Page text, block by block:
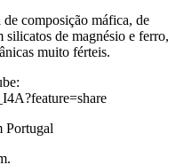
composição máfica, de
de magnésio e ferro,
muito férteis.
Portugal